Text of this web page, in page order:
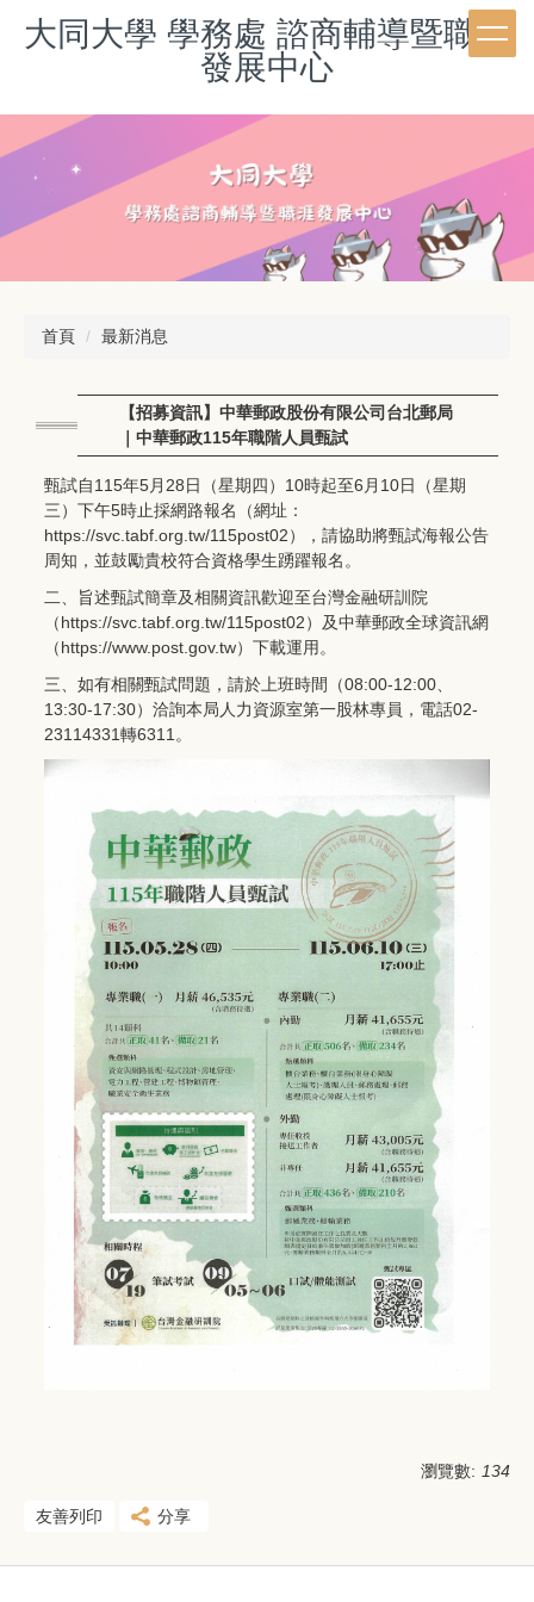
內
容
大同大學 學務處 諮商輔導暨職涯
發展中心
首頁 最新消息
【招募資訊】中華郵政股份有限公司台北郵局
｜中華郵政115年職階人員甄試
甄試自115年5月28日（星期四）10時起至6月10日（星期
三）下午5時止採網路報名（網址：
https://svc.tabf.org.tw/115post02），請協助將甄試海報公告
周知，並鼓勵貴校符合資格學生踴躍報名。
二、旨述甄試簡章及相關資訊歡迎至台灣金融研訓院
（https://svc.tabf.org.tw/115post02）及中華郵政全球資訊網
（https://www.post.gov.tw）下載運用。
三、如有相關甄試問題，請於上班時間（08:00-12:00、
13:30-17:30）洽詢本局人力資源室第一股林專員，電話02-
23114331轉6311。
瀏覽數: 134
友善列印 分享